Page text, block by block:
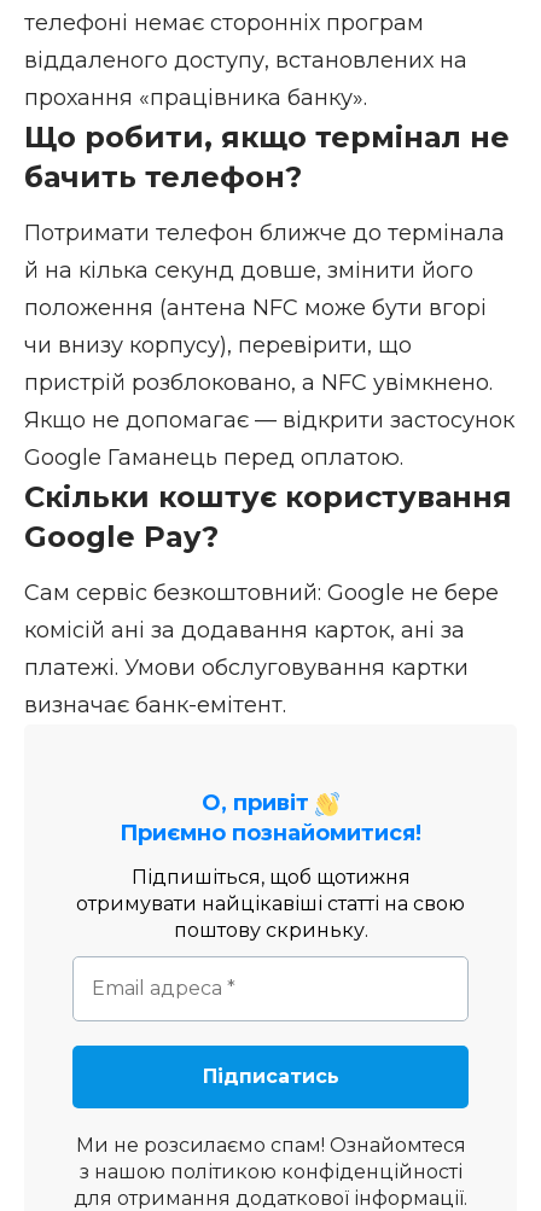
телефоні немає сторонніх програм
віддаленого доступу, встановлених на
прохання «працівника банку».
Що робити, якщо термінал не
бачить телефон?
Потримати телефон ближче до термінала
й на кілька секунд довше, змінити його
положення (антена NFC може бути вгорі
чи внизу корпусу), перевірити, що
пристрій розблоковано, а NFC увімкнено.
Якщо не допомагає — відкрити застосунок
Google Гаманець перед оплатою.
Скільки коштує користування
Google Pay?
Сам сервіс безкоштовний: Google не бере
комісій ані за додавання карток, ані за
платежі. Умови обслуговування картки
визначає банк-емітент.
О, привіт
Приємно познайомитися!
Підпишіться, щоб щотижня
отримувати найцікавіші статті на свою
поштову скриньку.
Ми не розсилаємо спам! Ознайомтеся
з нашою політикою конфіденційності
для отримання додаткової інформації.